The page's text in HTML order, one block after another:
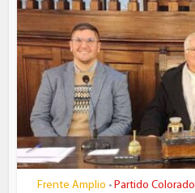
Frente Amplio • Partido Colorado